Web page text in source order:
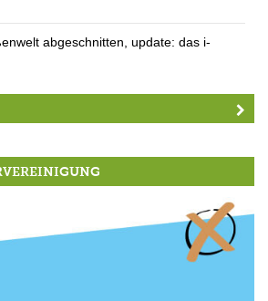
abgeschnitten, update: das i-